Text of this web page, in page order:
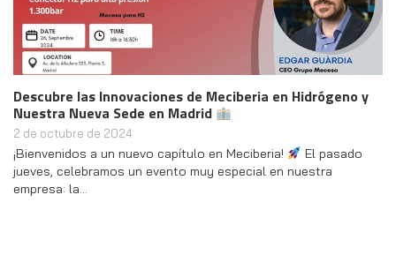
Descubre las Innovaciones de Meciberia en Hidrógeno y
Nuestra Nueva Sede en Madrid
2 de octubre de 2024
¡Bienvenidos a un nuevo capítulo en Meciberia!
El pasado
jueves, celebramos un evento muy especial en nuestra
empresa: la…